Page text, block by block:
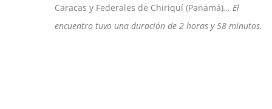
Caracas y Federales de Chiriquí (Panamá)… El
encuentro tuvo una duración de 2 horas y 58 minutos.